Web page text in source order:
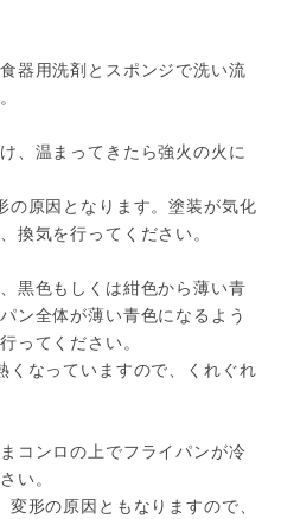
器用洗剤とスポンジで洗い流
、温まってきたら強火の火に
の原因となります。塗装が気化
換気を行ってください。
黒色もしくは紺色から薄い青
ン全体が薄い青色になるよう
ってください。
くなっていますので、くれぐれ
コンロの上でフライパンが冷
い。
形の原因ともなりますので、